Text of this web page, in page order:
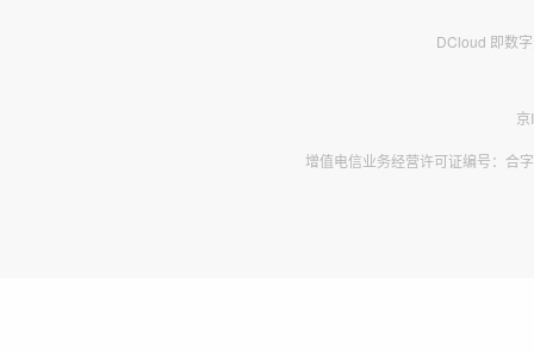
DCloud 即数
增值电信业务经营许可证编号：合